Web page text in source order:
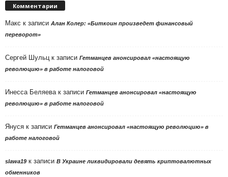
Комментарии
Макс к записи Алан Колер: «Биткоин произведет финансовый
переворот»
Сергей Шульц к записи Гетманцев анонсировал «настоящую
революцию» в работе налоговой
Инесса Беляева к записи Гетманцев анонсировал «настоящую
революцию» в работе налоговой
Януся к записи Гетманцев анонсировал «настоящую революцию» в
работе налоговой
slawa19 к записи В Украине ликвидировали девять криптовалютных
обменников